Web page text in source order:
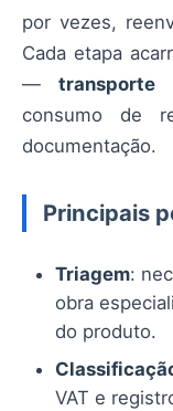
por vezes,
Cada etapa
—transporte
consumo de
documentação.
Principais
Triagem:
obra
do produto.
VAT e